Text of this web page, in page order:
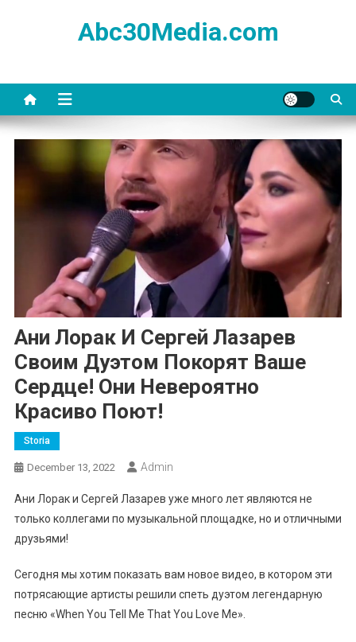
Abc30Media.com
Ани Лорак И Сергей Лазарев
Своим Дуэтом Покорят Ваше
Сердце! Они Невероятно
Красиво Поют!
Storia
December 13, 2022 Admin
Ани Лорак и Сергей Лазарев уже много лет являются не
только коллегами по музыкальной площадке, но и отличными
друзьями!
Сегодня мы хотим показать вам новое видео, в котором эти
потрясающие артисты решили спеть дуэтом легендарную
песню «When You Tell Me That You Love Me».